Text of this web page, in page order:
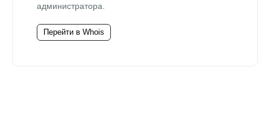
администратора.
Перейти в Whois